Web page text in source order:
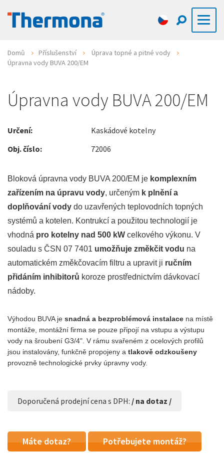
Domů Příslušenství
Úprava topné a pitné vody
Úpravna vody BUVA 200/EM
Úpravna vody BUVA 200/EM
Určení:
Kaskádové kotelny
Obj. číslo:
72006
Bloková úpravna vody BUVA 200/EM je komplexním
zařízením na úpravu vody, určeným k plnění a
doplňování vody do uzavřených teplovodních topných
systémů a kotelen. Kontrukcí a použitou technologií je
vhodná pro kotelny nad 500 kW celkového výkonu. V
souladu s ČSN 07 7401 umožňuje změkčit vodu na
automatickém změkčovacím filtru a upravit ji ručním
přidáním inhibitorů koroze prostřednictvím dávkovací
nádoby.
Výhodou BUVA je snadná a bezproblémová instalace na místě
montáže, montážní firma se pouze připojí na vstupu a výstupu
vody na šroubení G3/4". V rámu svařeném z ocelových profilů
jsou instalovány, funkčně propojeny a tlakově odzkoušeny
provozně technologické prvky úpravny vody.
Doporučená prodejní cena s DPH: / na dotaz /
Máte dotaz? Potřebujete montáž?